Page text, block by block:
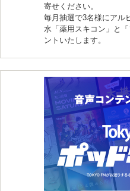
寄せください。
毎月抽選で3名様にアル
水「薬用スキコン」と
ントいたします。